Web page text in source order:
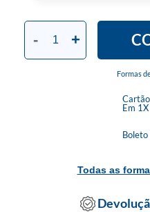
Formas
Todas as
Em 1X
Boleto
- +